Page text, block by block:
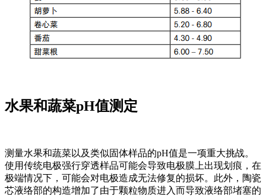
水果和蔬菜pH值测定
测量水果和蔬菜以及类似固体样品的pH值是一项重大挑战。
使用传统电极强行穿透样品可能会导致电极膜上出现划痕，在
极端情况下，可能会对电极造成无法修复的损坏。此外，陶瓷
芯液络部的构造增加了由于颗粒物质进入而导致液络部堵塞的